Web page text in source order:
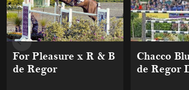
For Pleasure x R & B
de Regor
Chacco
de Regor